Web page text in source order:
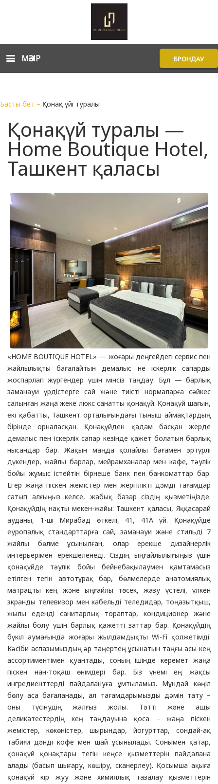
МӘЗІР БРОНДАУ
Басты бет – Қонақ үйі туралы
Қонақүй туралы —
Home Boutique Hotel,
Ташкент қаласы
«HOME BOUTIQUE HOTEL» — жоғары деңгейдегі сервис пен
жайлылықты бағалайтын демалыс не іскерлік сапарды
жоспарлап жүргендер үшін мінсіз таңдау. Бұл — барлық
заманауи үрдістерге сай және тиісті нормаларға сәйкес
салынған жаңа жеке люкс санатты қонақүй. Қонақүй шағын,
екі қабатты, Ташкент орталығындағы тыныш аймақтардың
бірінде орналасқан. Қонақүйден қадам басқан жерде
демалыс пен іскерлік сапар кезінде қажет болатын барлық
нысандар бар. Жақын маңда қолайлы бағамен әртүрлі
дүкендер, жайлы барлар, мейрамханалар мен кафе, тәулік
бойы жұмыс істейтін бірнеше банк пен банкоматтар бар.
Егер жаңа піскен жемістер мен жергілікті дәмді тағамдар
сатып алғыңыз келсе, жабық базар сіздің қызметіңізде.
Қонақүйдің нақты мекен-жайы: Ташкент қаласы, Яққасарай
ауданы, 1-ші Мирабад өткелі, 41, 41А үй. Қонақүйде
еуропалық стандарттарға сай, заманауи және стильді 7
жайлы бөлме ұсынылған, олар ерекше дизайнерлік
интерьерімен ерекшеленеді. Сіздің ыңғайлылығыңыз үшін
қонақүйде тәулік бойы бейнебақылаумен қамтамасыз
етілген тегін автотұрақ бар, бөлмелерде анатомиялық
матрацты кең және ыңғайлы төсек, жазу үстелі, үлкен
экранды телевизор мен кабельді теледидар, тоңазытқыш,
жылы еденді санитарлық тораптар, кондиционер және
жайлы болу үшін барлық қажетті заттар бар. Қонақүйдің
бүкіл аумағында жоғары жылдамдықты Wi-Fi қолжетімді.
Кәсіби аспазымыздың әр таңертең ұсынатын таңғы асы кең
ассортиментімен қуантады, соның ішінде керемет жаңа
піскен нан-тоқаш өнімдері бар. Біз үнемі ең жақсы
ингредиенттерді пайдалануға ұмтыламыз. Мұндай көңіл
бөлу аса бағаланады, ал тағамдарымызды дәмін тату –
оны түсінудің жалғыз жолы. Тәтті және ащы
деликатестердің кең таңдауына қоса – жаңа піскен
жемістер, көкөністер, шырындар, йогурттар, сондай-ақ
табиғи дәнді кофе мен шай ұсынылады. Сонымен қатар,
қонақүй қонақтары тегін кеңсе қызметтерін пайдалана
алады (басып шығару, көшіру, сканерлеу). Қосымша ақыға
қонақүй кір жуу және химиялық тазалау қызметтерін